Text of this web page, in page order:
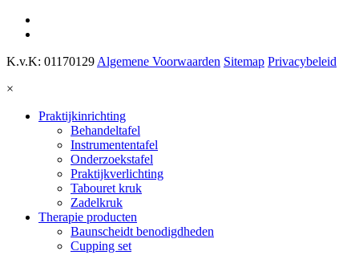
K.v.K: 01170129 Algemene Voorwaarden Sitemap Privacybeleid
×
Praktijkinrichting
Behandeltafel
Instrumententafel
Onderzoekstafel
Praktijkverlichting
Tabouret kruk
Zadelkruk
Therapie producten
Baunscheidt benodigdheden
Cupping set